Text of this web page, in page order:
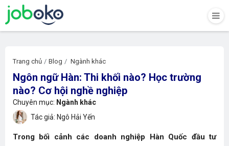
Trang chủ Blog Ngành khác
Ngôn ngữ Hàn: Thi khối nào? Học trường
nào? Cơ hội nghề nghiệp
Chuyên mục: Ngành khác
Tác giả: Ngô Hải Yến
Trong bối cảnh các doanh nghiệp Hàn Quốc đầu tư